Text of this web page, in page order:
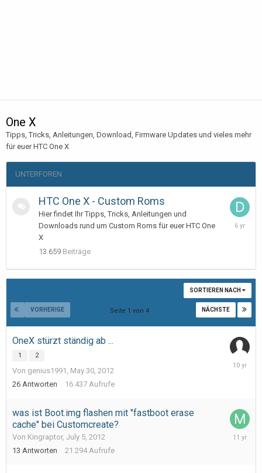
One X
Tipps, Tricks, Anleitungen, Download, Firmware Updates und vieles mehr
für euer HTC One X
UNTERFOREN
HTC One X - Custom Roms
Hier findet Ihr Tipps, Tricks, Anleitungen und
Downloads rund um Custom Roms für euer HTC One
X
13.659 Beiträge
January
SORTIEREN NACH
VORHERIGE NÄCHSTE
Seite 1 von 4
OneX stürzt ständig ab ...
1 2
Von genius1991, May 30, 2012
26 Antworten 16.437 Aufrufe
October
was ist Boot.img flashen mit "fastboot erase
cache" bei Customcreate?
Von Kingraptor, July 5, 2012
13 Antworten 21.294 Aufrufe
January